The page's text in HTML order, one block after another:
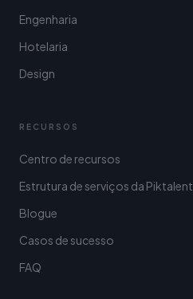
Engenharia
Hotelaria
Design
RECURSOS
Centro de recursos
Estrutura de serviços da Piktalent
Blogue
Casos de sucesso
FAQ